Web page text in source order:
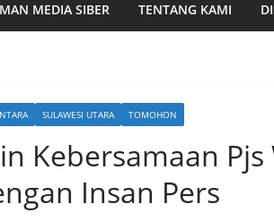
MEDIA SIBER TENTANG KAMI
SULAWESI UTARA TOMOHON
Kebersamaan
Insan Pers